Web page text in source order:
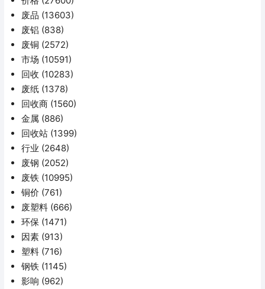
废品 (13603)
废铝 (838)
废铜 (2572)
市场 (10591)
回收 (10283)
废纸 (1378)
回收商 (1560)
金属 (886)
回收站 (1399)
行业 (2648)
废钢 (2052)
废铁 (10995)
铜价 (761)
废塑料 (666)
环保 (1471)
因素 (913)
塑料 (716)
钢铁 (1145)
影响 (962)